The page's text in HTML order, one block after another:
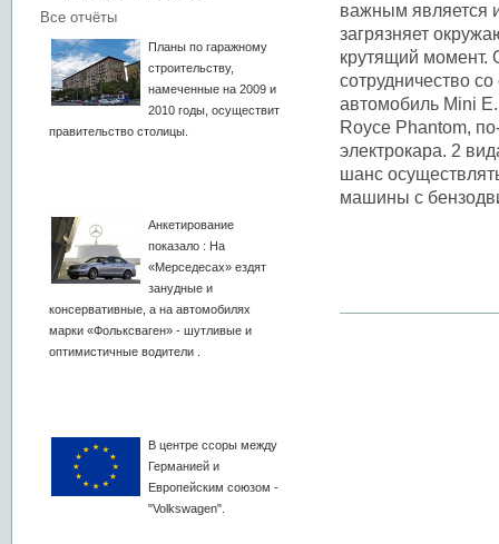
Все отчёты
Планы по гаражному
строительству,
намеченные на 2009 и
2010 годы, осуществит
правительство столицы.
Анкетирование
показало : На
«Мерседесах» ездят
занудные и
консервативные, а на автомобилях
марки «Фольксваген» - шутливые и
оптимистичные водители .
В центре ссоры между
Германией и
Европейским союзом -
"Volkswagen".
важным является
загрязняет
крутящий момент.
сотрудничество
автомобиль Mini
Royce Phantom,
электрокара. 2
шанс
машины с